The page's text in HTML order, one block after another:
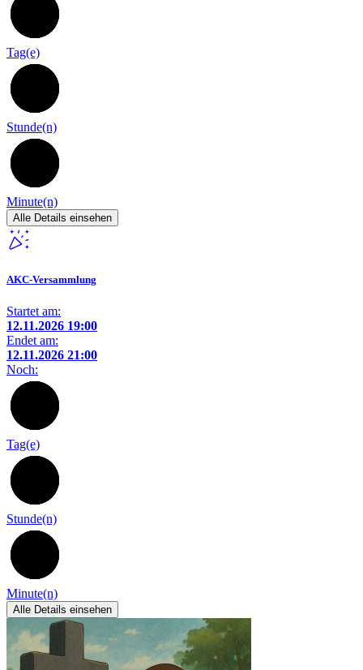
Tag(e)
Stunde(n)
Minute(n)
Alle Details einsehen
AKC-Versammlung
Startet am:
12.11.2026 19:00
Endet am:
12.11.2026 21:00
Noch:
Tag(e)
Stunde(n)
Minute(n)
Alle Details einsehen